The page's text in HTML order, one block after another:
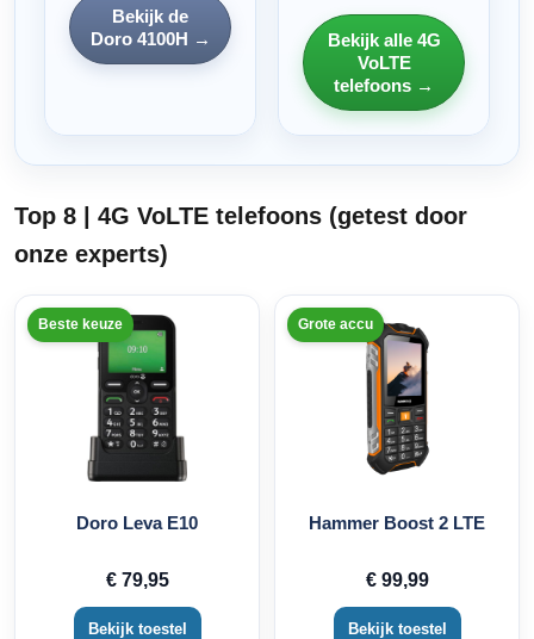
Bekijk de
Doro 4100H →
Bekijk alle 4G
VoLTE
telefoons →
Top 8 | 4G VoLTE telefoons (getest door
onze experts)
Beste keuze
Doro Leva E10
€ 79,95
Bekijk toestel
Grote accu
Hammer Boost 2 LTE
€ 99,99
Bekijk toestel